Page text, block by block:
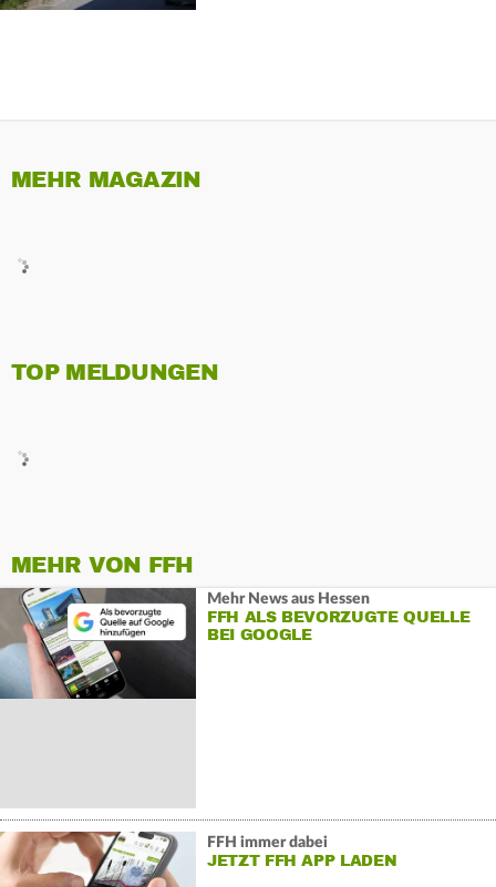
MEHR MAGAZIN
TOP MELDUNGEN
MEHR VON FFH
Mehr News aus Hessen
FFH ALS BEVORZUGTE QUELLE
BEI GOOGLE
FFH immer dabei
JETZT FFH APP LADEN